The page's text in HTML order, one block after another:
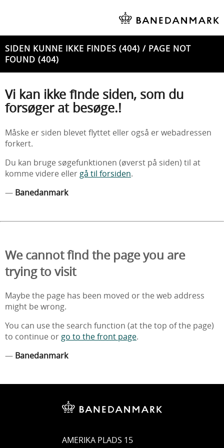
SIDEN KUNNE IKKE FINDES (404) / PAGE NOT
FOUND (404)
Vi kan ikke finde siden, som du
forsøger at besøge.!
Måske er siden blevet flyttet eller også er webadressen
forkert.
Du kan bruge søgefunktionen (øverst på siden) til at
komme videre eller gå til forsiden.
— Banedanmark
We cannot find the page you are
trying to visit
Maybe the page has been moved or the web address
might be wrong.
You can use the search function (at the top of the page)
to continue or go to the front page.
— Banedanmark
AMERIKA PLADS 15